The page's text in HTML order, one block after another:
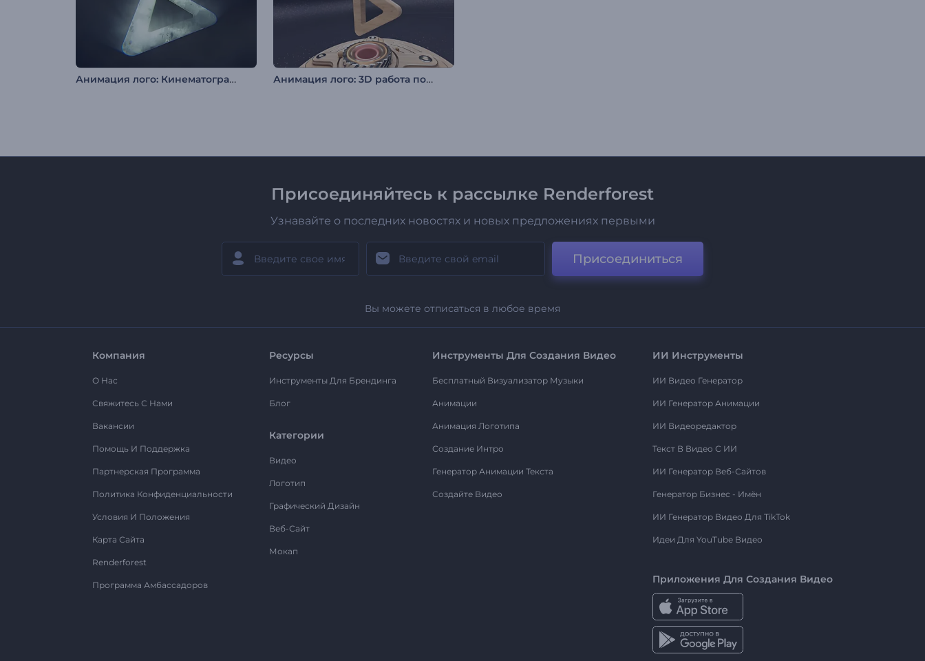
Анимация лого: Кинематографичный свет Анимация лого: 3D работа по дереву
Присоединяйтесь к рассылке Renderforest
Узнавайте о последних новостях и новых предложениях первыми
Присоединиться
Вы можете отписаться в любое время
Компания
О Нас
Свяжитесь С Нами
Вакансии
Помощь И Поддержка
Партнерская Программа
Политика Конфиденциальности
Условия И Положения
Карта Сайта
Renderforest
Программа Амбассадоров
Ресурсы
Инструменты Для Брендинга
Блог
Категории
Видео
Логотип
Графический Дизайн
Веб-Сайт
Мокап
Инструменты Для Создания Видео
Бесплатный Визуализатор Музыки
Анимации
Анимация Логотипа
Создание Интро
Генератор Анимации Текста
Создайте Видео
ИИ Инструменты
ИИ Видео Генератор
ИИ Генератор Анимации
ИИ Видеоредактор
Текст В Видео С ИИ
ИИ Генератор Веб-Сайтов
Генератор Бизнес - Имён
ИИ Генератор Видео Для TikTok
Идеи Для YouTube Видео
Приложения Для Создания Видео